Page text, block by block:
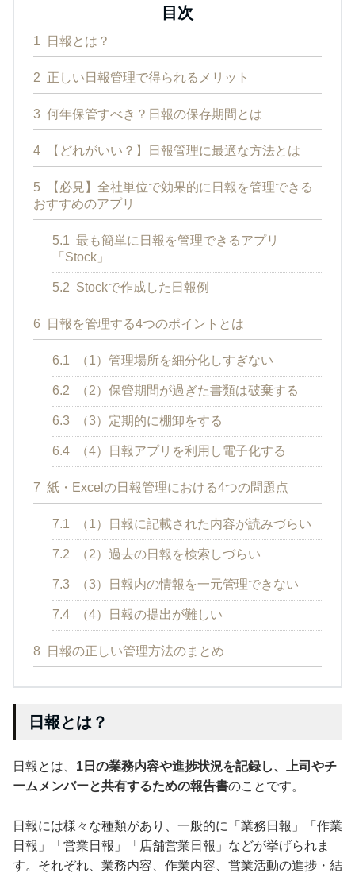
目次
1 日報とは？
2 正しい日報管理で得られるメリット
3 何年保管すべき？日報の保存期間とは
4 【どれがいい？】日報管理に最適な方法とは
5
【必見】全社単位で効果的に日報を管理できる
おすすめのアプリ
5.1 最も簡単に日報を管理できるアプリ
「Stock」
5.2 Stockで作成した日報例
6 日報を管理する4つのポイントとは
6.1 （1）管理場所を細分化しすぎない
6.2 （2）保管期間が過ぎた書類は破棄する
6.3 （3）定期的に棚卸をする
6.4 （4）日報アプリを利用し電子化する
7 紙・Excelの日報管理における4つの問題点
7.1 （1）日報に記載された内容が読みづらい
7.2 （2）過去の日報を検索しづらい
7.3 （3）日報内の情報を一元管理できない
7.4 （4）日報の提出が難しい
8 日報の正しい管理方法のまとめ
日報とは？
日報とは、 1日の業務内容や進捗状況を記録し、上司やチ
ームメンバーと共有するための報告書のことです。
日報には様々な種類があり、一般的に「業務日報」「作業
日報」「営業日報」「店舗営業日報」などが挙げられま
す。それぞれ、業務内容、作業内容、営業活動の進捗・結